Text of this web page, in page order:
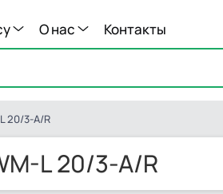
О нас Контакты
20/3-A/R
L 20/3-A/R